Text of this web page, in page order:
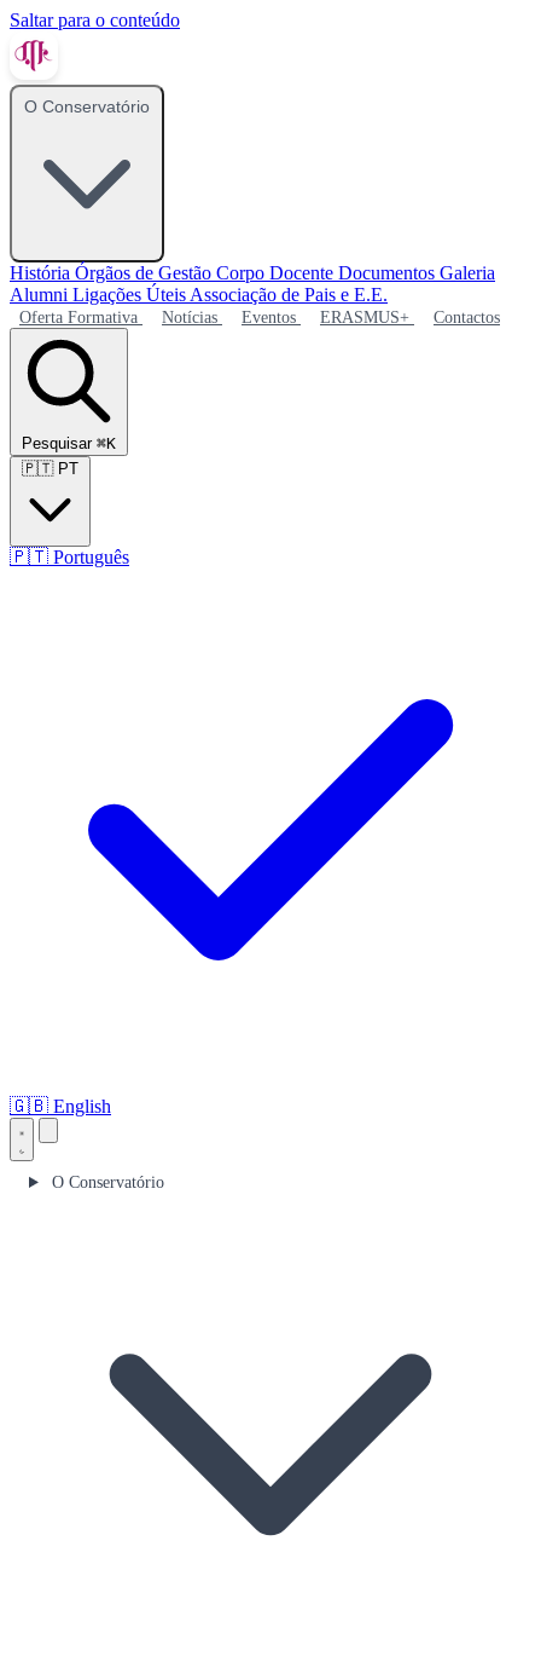
Saltar para o conteúdo
O Conservatório
História Órgãos de Gestão Corpo Docente Documentos Galeria
Alumni Ligações Úteis Associação de Pais e E.E.
Oferta Formativa Notícias Eventos ERASMUS+ Contactos
Pesquisar ⌘K
🇵🇹 PT
🇵🇹 Português
🇬🇧 English
O Conservatório